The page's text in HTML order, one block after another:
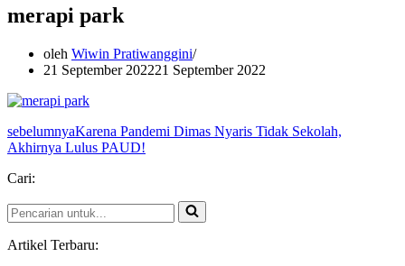
merapi park
oleh Wiwin Pratiwanggini
21 September 202221 September 2022
sebelumnyaKarena Pandemi Dimas Nyaris Tidak Sekolah,
Akhirnya Lulus PAUD!
Cari:
Pencarian
untuk...
Artikel Terbaru: